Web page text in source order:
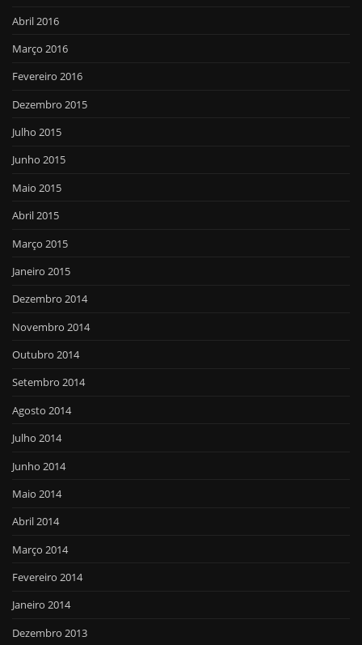
Abril 2016
Março 2016
Fevereiro 2016
Dezembro 2015
Julho 2015
Junho 2015
Maio 2015
Abril 2015
Março 2015
Janeiro 2015
Dezembro 2014
Novembro 2014
Outubro 2014
Setembro 2014
Agosto 2014
Julho 2014
Junho 2014
Maio 2014
Abril 2014
Março 2014
Fevereiro 2014
Janeiro 2014
Dezembro 2013